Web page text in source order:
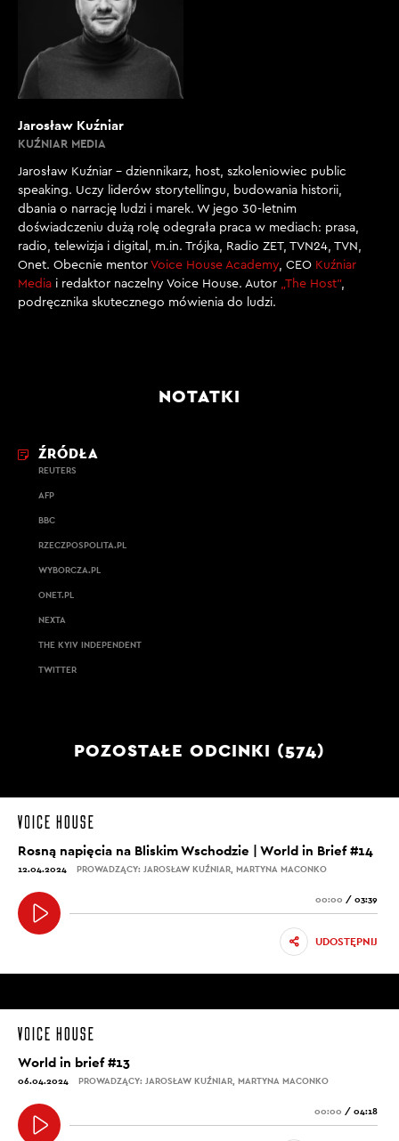
Jarosław Kuźniar
KUŹNIAR MEDIA
Jarosław Kuźniar – dziennikarz, host, szkoleniowiec public
speaking. Uczy liderów storytellingu, budowania historii,
dbania o narrację ludzi i marek. W jego 30-letnim
doświadczeniu dużą rolę odegrała praca w mediach: prasa,
radio, telewizja i digital, m.in. Trójka, Radio ZET, TVN24, TVN,
Onet. Obecnie mentor Voice House Academy, CEO Kuźniar
Media i redaktor naczelny Voice House. Autor „The Host”,
podręcznika skutecznego mówienia do ludzi.
NOTATKI
ŹRÓDŁA
REUTERS
AFP
BBC
RZECZPOSPOLITA.PL
WYBORCZA.PL
ONET.PL
NEXTA
THE KYIV INDEPENDENT
TWITTER
POZOSTAŁE ODCINKI (574)
Rosną napięcia na Bliskim Wschodzie | World in Brief #14
12.04.2024 PROWADZĄCY: JAROSŁAW KUŹNIAR, MARTYNA MACONKO
00:00 / 03:39
UDOSTĘPNIJ
World in brief #13
06.04.2024 PROWADZĄCY: JAROSŁAW KUŹNIAR, MARTYNA MACONKO
00:00 / 04:18